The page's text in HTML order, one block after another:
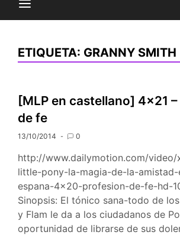
ETIQUETA: GRANNY SMITH
[MLP en castellano] 4×21
de fe
13/10/2014 0
http://www.dailymotion.com/
little-pony-la-magia-de-la-
espana-4×20-profesion-de-fe-hd-
Sinopsis: El tónico sana-todo de
y Flam le da a los ciudadanos de
oportunidad de librarse de sus